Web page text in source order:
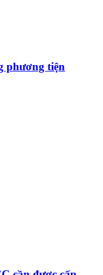
phương tiện